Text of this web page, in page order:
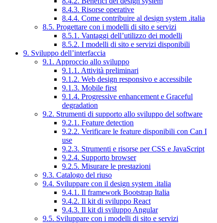
8.4.3. Risorse operative
8.4.4. Come contribuire al design system .italia
8.5. Progettare con i modelli di sito e servizi
8.5.1. Vantaggi dell’utilizzo dei modelli
8.5.2. I modelli di sito e servizi disponibili
9. Sviluppo dell’interfaccia
9.1. Approccio allo sviluppo
9.1.1. Attività preliminari
9.1.2. Web design responsivo e accessibile
9.1.3. Mobile first
9.1.4. Progressive enhancement e Graceful
degradation
9.2. Strumenti di supporto allo sviluppo del software
9.2.1. Feature detection
9.2.2. Verificare le feature disponibili con Can I
use
9.2.3. Strumenti e risorse per CSS e JavaScript
9.2.4. Supporto browser
9.2.5. Misurare le prestazioni
9.3. Catalogo del riuso
9.4. Sviluppare con il design system .italia
9.4.1. Il framework Bootstrap Italia
9.4.2. Il kit di sviluppo React
9.4.3. Il kit di sviluppo Angular
9.5. Sviluppare con i modelli di sito e servizi